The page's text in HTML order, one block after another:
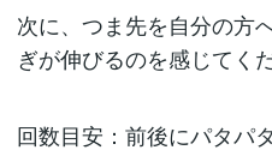
次に、つま先を自分の方
ぎが伸びるのを感じてく
回数目安：前後にパタパ